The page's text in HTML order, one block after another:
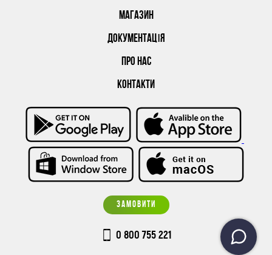
МАГАЗИН
ДОКУМЕНТАЦІЯ
ПРО НАС
КОНТАКТИ
ЗАМОВИТИ
0 800 755 221